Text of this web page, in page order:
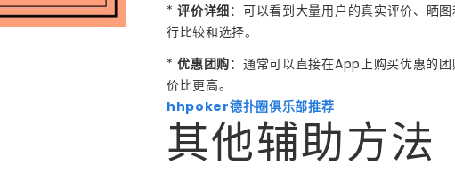
*评价详细：可以看到大量用户的真实评价、晒
行比较和选择。
*优惠团购：通常可以直接在App上购买优惠的
价比更高。
hhpoker德扑圈俱乐部推荐
其他辅助方法